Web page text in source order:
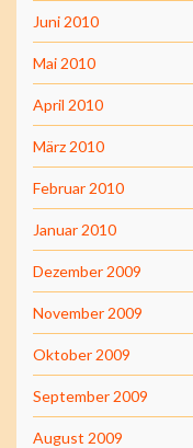
Juni 2010
Mai 2010
April 2010
März 2010
Februar 2010
Januar 2010
Dezember 2009
November 2009
Oktober 2009
September 2009
August 2009